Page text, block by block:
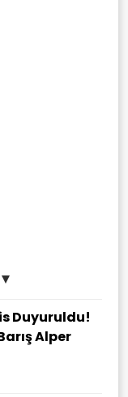
Duyuruldu!
Alper